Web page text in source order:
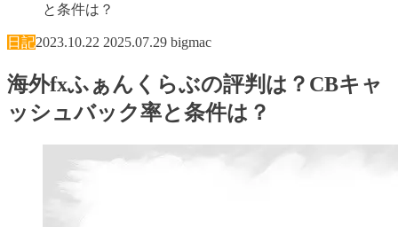
と条件は？
日記2023.10.22 2025.07.29 bigmac
海外fxふぁんくらぶの評判は？CBキャ
ッシュバック率と条件は？